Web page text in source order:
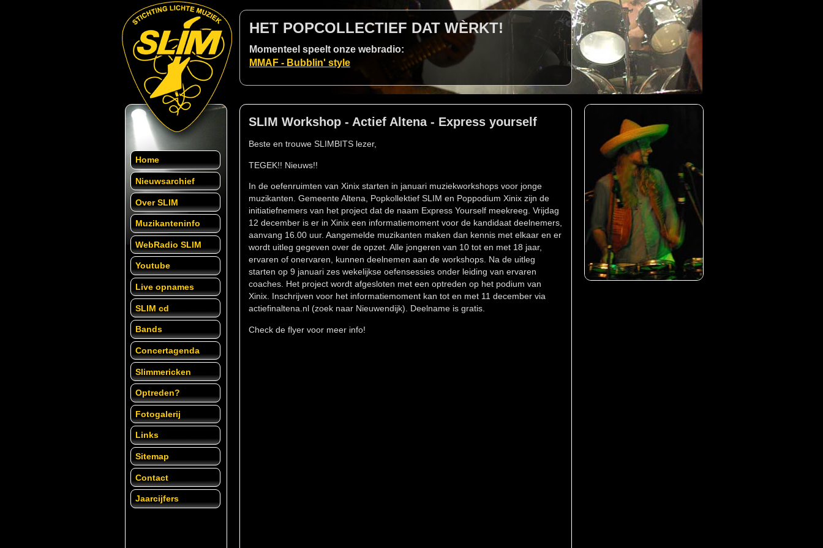
HET POPCOLLECTIEF DAT WÈRKT!
Momenteel speelt onze webradio:
MMAF - Bubblin' style
Home
Nieuwsarchief
Over SLIM
Muzikanteninfo
WebRadio SLIM
Youtube
Live opnames
SLIM cd
Bands
Concertagenda
Slimmericken
Optreden?
Fotogalerij
Links
Sitemap
Contact
Jaarcijfers
SLIM Workshop - Actief Altena - Express yourself
Beste en trouwe SLIMBITS lezer,
TEGEK!! Nieuws!!
In de oefenruimten van Xinix starten in januari muziekworkshops voor jonge
muzikanten. Gemeente Altena, Popkollektief SLIM en Poppodium Xinix zijn de
initiatiefnemers van het project dat de naam Express Yourself meekreeg. Vrijdag
12 december is er in Xinix een informatiemoment voor de kandidaat deelnemers,
aanvang 16.00 uur. Aangemelde muzikanten maken dan kennis met elkaar en er
wordt uitleg gegeven over de opzet. Alle jongeren van 10 tot en met 18 jaar,
ervaren of onervaren, kunnen deelnemen aan de workshops. Na de uitleg
starten op 9 januari zes wekelijkse oefensessies onder leiding van ervaren
coaches. Het project wordt afgesloten met een optreden op het podium van
Xinix. Inschrijven voor het informatiemoment kan tot en met 11 december via
actiefinaltena.nl (zoek naar Nieuwendijk). Deelname is gratis.
Check de flyer voor meer info!